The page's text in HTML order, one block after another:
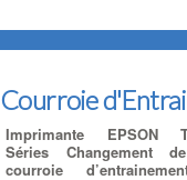
Courroie
Imprimante EPSON
Séries Changement
courroie